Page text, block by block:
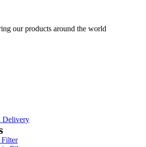
our products around the world
Delivery